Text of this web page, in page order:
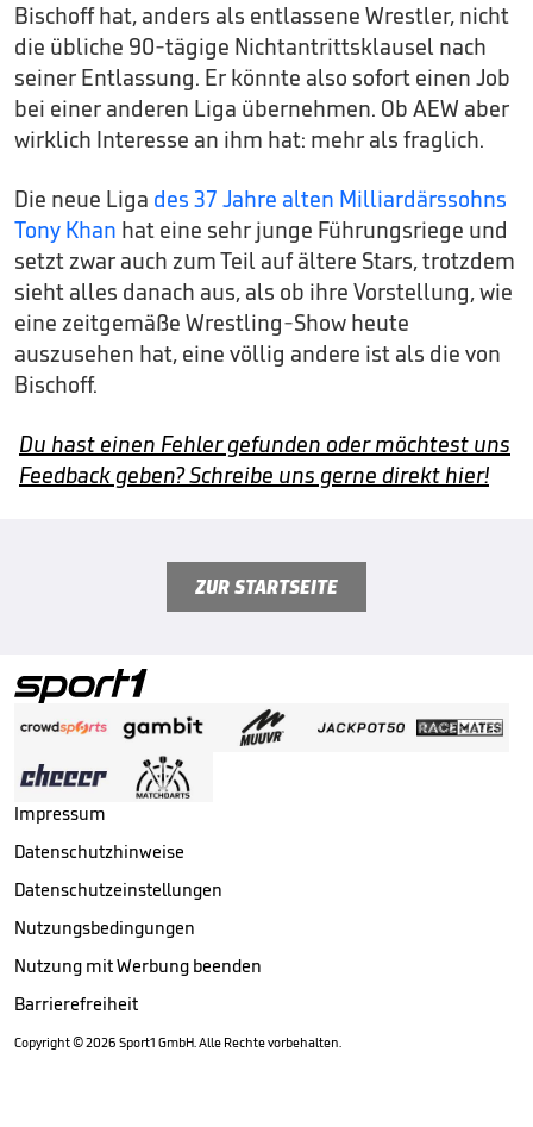
Bischoff hat, anders als entlassene Wrestler, nicht
die übliche 90-tägige Nichtantrittsklausel nach
seiner Entlassung. Er könnte also sofort einen Job
bei einer anderen Liga übernehmen. Ob AEW aber
wirklich Interesse an ihm hat: mehr als fraglich.
Die neue Liga des 37 Jahre alten Milliardärssohns
Tony Khan hat eine sehr junge Führungsriege und
setzt zwar auch zum Teil auf ältere Stars, trotzdem
sieht alles danach aus, als ob ihre Vorstellung, wie
eine zeitgemäße Wrestling-Show heute
auszusehen hat, eine völlig andere ist als die von
Bischoff.
Du hast einen Fehler gefunden oder möchtest uns
Feedback geben? Schreibe uns gerne direkt hier!
ZUR STARTSEITE
Impressum
Datenschutzhinweise
Datenschutzeinstellungen
Nutzungsbedingungen
Nutzung mit Werbung beenden
Barrierefreiheit
Copyright ©2026 Sport1 GmbH. Alle Rechte vorbehalten.